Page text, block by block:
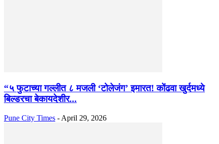
“५ फुटाच्या गल्लीत ८ मजली ‘टोलेजंग’ इमारत! कोंढवा खुर्दमध्ये
बिल्डरचा बेकायदेशीर...
Pune City Times - April 29, 2026